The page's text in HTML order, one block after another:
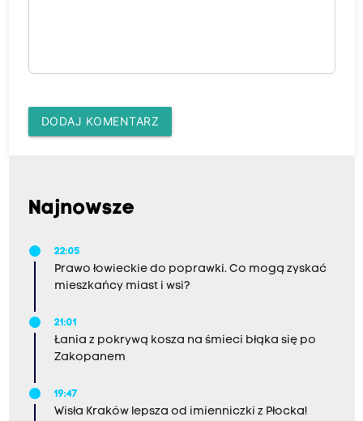
DODAJ KOMENTARZ
Najnowsze
22:05
Prawo łowieckie do poprawki. Co mogą zyskać
mieszkańcy miast i wsi?
21:01
Łania z pokrywą kosza na śmieci błąka się po
Zakopanem
19:47
Wisła Kraków lepsza od imienniczki z Płocka!